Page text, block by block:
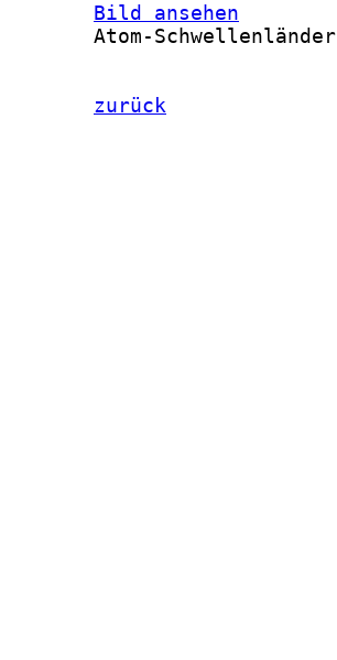
Bild ansehen
       Atom-Schwellenländer
zurück